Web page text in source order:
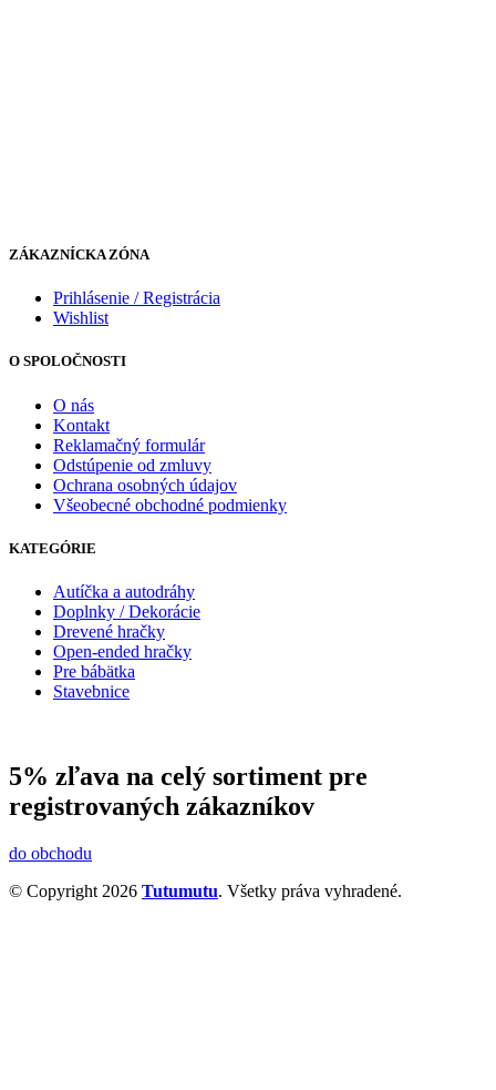
ZÁKAZNÍCKA ZÓNA
Prihlásenie / Registrácia
Wishlist
O SPOLOČNOSTI
O nás
Kontakt
Reklamačný formulár
Odstúpenie od zmluvy
Ochrana osobných údajov
Všeobecné obchodné podmienky
KATEGÓRIE
Autíčka a autodráhy
Doplnky / Dekorácie
Drevené hračky
Open-ended hračky
Pre bábätka
Stavebnice
5% zľava na celý sortiment pre
registrovaných zákazníkov
do obchodu
© Copyright 2026 Tutumutu. Všetky práva vyhradené.